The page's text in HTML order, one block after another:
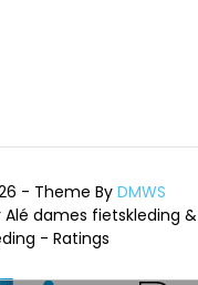
- Theme By DMWS
Alé dames fietskleding &
- Ratings